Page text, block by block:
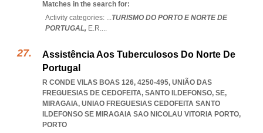
Matches in the search for:
Activity categories: ...TURISMO DO PORTO E NORTE DE
PORTUGAL, E.R....
Assistência Aos Tuberculosos Do Norte De
Portugal
R CONDE VILAS BOAS 126, 4250-495, UNIÃO DAS
FREGUESIAS DE CEDOFEITA, SANTO ILDEFONSO, SE,
MIRAGAIA, UNIAO FREGUESIAS CEDOFEITA SANTO
ILDEFONSO SE MIRAGAIA SAO NICOLAU VITORIA PORTO,
PORTO